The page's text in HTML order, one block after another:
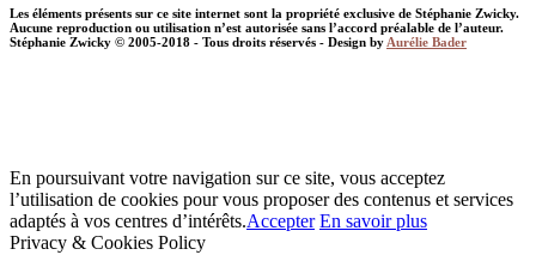
Les éléments présents sur ce site internet sont la propriété exclusive de Stéphanie Zwicky.
Aucune reproduction ou utilisation n’est autorisée sans l’accord préalable de l’auteur.
Stéphanie Zwicky © 2005-2018 - Tous droits réservés - Design by Aurélie Bader
En poursuivant votre navigation sur ce site, vous acceptez
l’utilisation de cookies pour vous proposer des contenus et services
adaptés à vos centres d’intérêts.Accepter En savoir plus
Privacy & Cookies Policy